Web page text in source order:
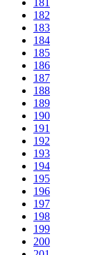
181
182
183
184
185
186
187
188
189
190
191
192
193
194
195
196
197
198
199
200